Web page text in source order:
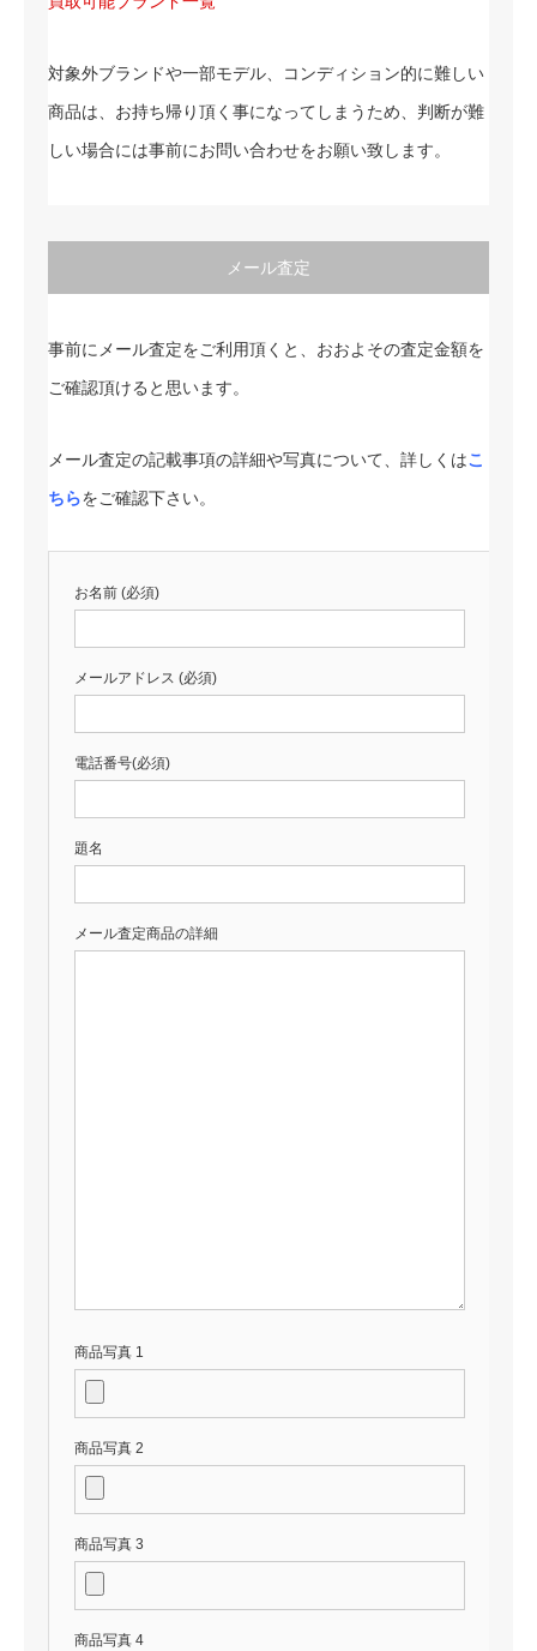
対象外ブランドや一部モデル、コンディション的に難しい
商品は、お持ち帰り頂く事になってしまうため、判断が難
しい場合には事前にお問い合わせをお願い致します。
メール査定
事前にメール査定をご利用頂くと、おおよその査定金額を
ご確認頂けると思います。
メール査定の記載事項の詳細や写真について、詳しくはこ
ちらをご確認下さい。
お名前 (必須)
メールアドレス (必須)
電話番号(必須)
題名
メール査定商品の詳細
商品写真 1
商品写真 2
商品写真 3
商品写真 4